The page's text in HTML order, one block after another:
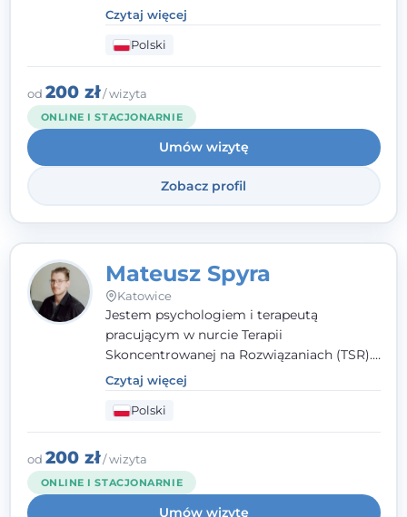
jest dla mnie bliska, pełna zrozumienia i
zaangażowania relacja z pacjentem. To
właśnie ta oparta na zaufaniu więź staje się
przestrzenią, w której można dotrzeć do
źródła trudności i spojrzeć na nie inaczej
niż dotąd.
Czytaj więcej
Polski
od 200 zł/ wizyta
ONLINE I STACJONARNIE
Umów wizytę
Zobacz profil
Mateusz Spyra
Katowice
Jestem psychologiem i terapeutą
pracującym w nurcie Terapii
Skoncentrowanej na Rozwiązaniach (TSR).
Towarzyszę młodzieży i dorosłym z
empatią, zrozumieniem i bez oceniania.
Daję przestrzeń do bycia sobą, bo wiem, że
w każdym człowieku jest coś wyjątkowego.
Czytaj więcej
Polski
od 200 zł/ wizyta
ONLINE I STACJONARNIE
Umów wizytę